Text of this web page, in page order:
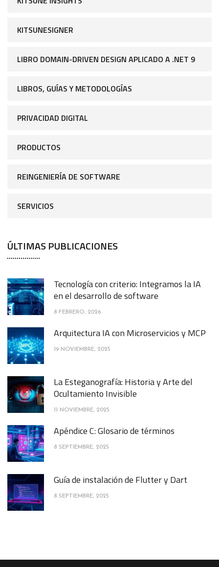
KITSUNESIGNER
LIBRO DOMAIN-DRIVEN DESIGN APLICADO A .NET 9
LIBROS, GUÍAS Y METODOLOGÍAS
PRIVACIDAD DIGITAL
PRODUCTOS
REINGENIERÍA DE SOFTWARE
SERVICIOS
ÚLTIMAS PUBLICACIONES
Tecnología con criterio: Integramos la IA
en el desarrollo de software
8 FEBRERO, 2026
Arquitectura IA con Microservicios y MCP
19 NOVIEMBRE, 2025
La Esteganografía: Historia y Arte del
Ocultamiento Invisible
11 NOVIEMBRE, 2025
Apéndice C: Glosario de términos
8 SEPTIEMBRE, 2025
Guía de instalación de Flutter y Dart
8 SEPTIEMBRE, 2025